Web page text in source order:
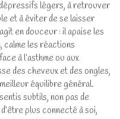
légers, à retrouver
et à éviter de se laisser
en douceur : il apaise les
calme les réactions
à l’asthme ou aux
des cheveux et des ongles,
équilibre général.
subtils, non pas de
plus connecté à soi,